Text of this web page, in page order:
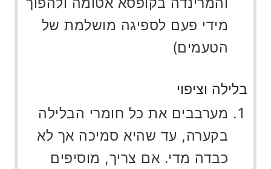
מידי פעם לספיגה מושלמת של
הטעמים)
בלילה וציפוי
מערבבים את כל חומרי הבלילה
בקערה, עד שהיא סמיכה אך לא
כבדה מדי. אם צריך, מוסיפים